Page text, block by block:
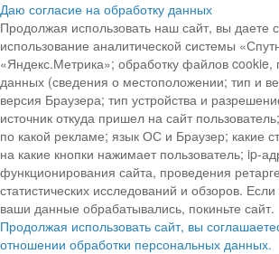
Даю согласие на обработку данных
Продолжая использовать наш сайт, вы даете
использование аналитической системы
«Яндекс.Метрика»; обработку файлов cookie,
данных (сведения о местоположении; тип и
версия Браузера; тип устройства и
источник откуда пришел на сайт
по какой рекламе; язык ОС и Браузер; какие
на какие кнопки нажимает пользователь; ip-
функционирования сайта, проведения
статистических исследований и обзоров.
ваши данные обрабатывались, покиньте сайт.
Продолжая использовать сайт, вы
отношении обработки персональных данных.